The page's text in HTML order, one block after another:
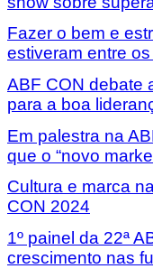
Fazer o bem e
estiveram entre
ABF CON debate
para a boa
Em palestra na
que o “novo
Cultura e marca
CON 2024
1º painel da 22ª
crescimento nas